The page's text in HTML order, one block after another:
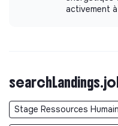
activement
Stage Ressources